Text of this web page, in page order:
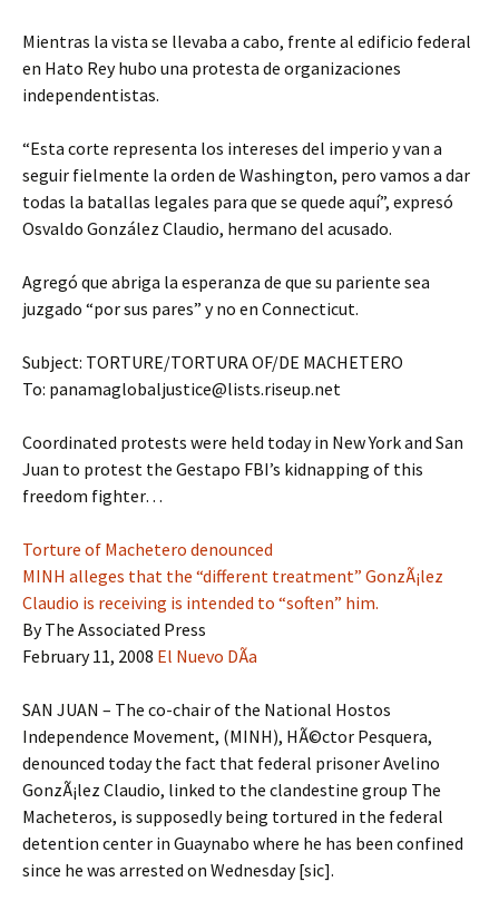
Mientras la vista se llevaba a cabo, frente al edificio federal
en Hato Rey hubo una protesta de organizaciones
independentistas.
“Esta corte representa los intereses del imperio y van a
seguir fielmente la orden de Washington, pero vamos a dar
todas la batallas legales para que se quede aquí”, expresó
Osvaldo González Claudio, hermano del acusado.
Agregó que abriga la esperanza de que su pariente sea
juzgado “por sus pares” y no en Connecticut.
Subject: TORTURE/TORTURA OF/DE MACHETERO
To: panamaglobaljustice@lists.riseup.net
Coordinated protests were held today in New York and San
Juan to protest the Gestapo FBI’s kidnapping of this
freedom fighter…
Torture of Machetero denounced
MINH alleges that the “different treatment” GonzÃ¡lez
Claudio is receiving is intended to “soften” him.
By The Associated Press
February 11, 2008 El Nuevo DÃ­a
SAN JUAN – The co-chair of the National Hostos
Independence Movement, (MINH), HÃ©ctor Pesquera,
denounced today the fact that federal prisoner Avelino
GonzÃ¡lez Claudio, linked to the clandestine group The
Macheteros, is supposedly being tortured in the federal
detention center in Guaynabo where he has been confined
since he was arrested on Wednesday [sic].